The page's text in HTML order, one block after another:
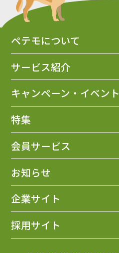
ペテモについて
サービス紹介
キャンペーン・イベント
特集
会員サービス
お知らせ
企業サイト
採用サイト